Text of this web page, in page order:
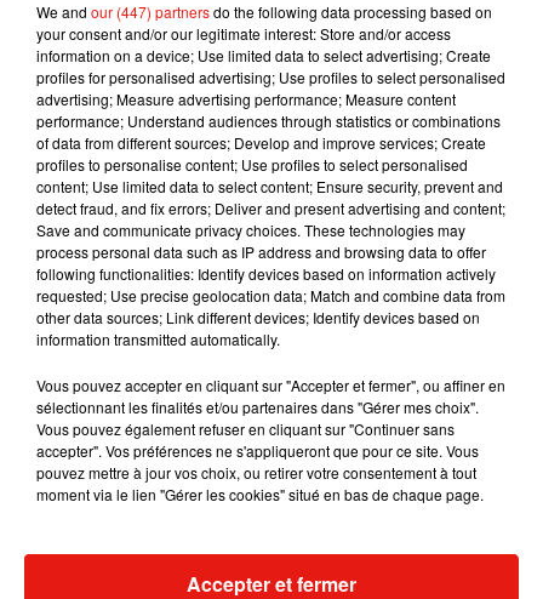
5 août 2026
Benny Blanco invite Selena Gomez et
Becky G sur son nouveau single
4 août 2026
Tiny Desk invite Charlie Puth pour une
live session solaire
4 août 2026
Ariana Grande prendra une pause après
31 juillet 2026
We and our (447) partnersdo the following data processing based on
your consent and/or our legitimate interest: Store and/or access
information on a device; Use limited data to select advertising; Create
profiles for personalised advertising; Use profiles to select personalised
advertising; Measure advertising performance; Measure content
performance; Understand audiences through statistics or combinations
of data from different sources; Develop and improve services; Create
profiles to personalise content; Use profiles to select personalised
content; Use limited data to select content; Ensure security, prevent and
detect fraud, and fix errors; Deliver and present advertising and content;
Save and communicate privacy choices. These technologies may
process personal data such as IP address and browsing data to offer
following functionalities: Identify devices based on information actively
requested; Use precise geolocation data; Match and combine data from
other data sources; Link different devices; Identify devices based on
information transmitted automatically.
Vous pouvez accepter en cliquant sur "Accepter et fermer", ou affiner en
sélectionnant les finalités et/ou partenaires dans "Gérer mes choix".
Vous pouvez également refuser en cliquant sur "Continuer sans
accepter". Vos préférences ne s'appliqueront que pour ce site. Vous
pouvez mettre à jour vos choix, ou retirer votre consentement à tout
moment via le lien "Gérer les cookies" situé en bas de chaque page.
Accepter et fermer